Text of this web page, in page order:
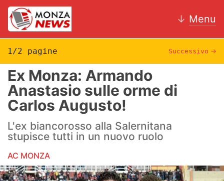
↓ Menu
News
AC Monza
Calcio
Motori
Volley
1/2 pagine Successivo →
Ex Monza: Armando
Anastasio sulle orme di
Carlos Augusto!
L'ex biancorosso alla Salernitana
stupisce tutti in un nuovo ruolo
AC MONZA